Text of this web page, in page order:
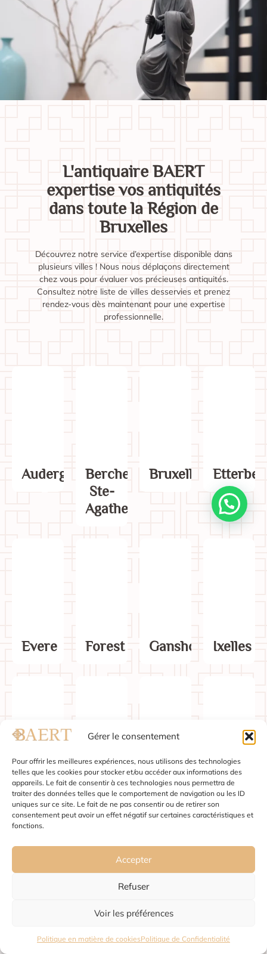
Gérer le consentement
Pour offrir les meilleures expériences, nous utilisons des technologies
telles que les cookies pour stocker et/ou accéder aux informations des
appareils. Le fait de consentir à ces technologies nous permettra de
traiter des données telles que le comportement de navigation ou les ID
uniques sur ce site. Le fait de ne pas consentir ou de retirer son
consentement peut avoir un effet négatif sur certaines caractéristiques et
fonctions.
Accepter
Refuser
Voir les préférences
Politique en matière de cookiesPolitique de Confidentialité
L'antiquaire BAERT
expertise vos antiquités
dans toute la Région de
Bruxelles
Découvrez notre service d’expertise disponible dans
plusieurs villes ! Nous nous déplaçons directement
chez vous pour évaluer vos précieuses antiquités.
Consultez notre liste de villes desservies et prenez
rendez-vous dès maintenant pour une expertise
professionnelle.
AuderghemBerchem-
Ste-
Agathe
Bruxelles
Evere Forest GanshorenIxelles
Jette KoekelbergMolenbeek-
St-
Jean
Saint-
Gilles